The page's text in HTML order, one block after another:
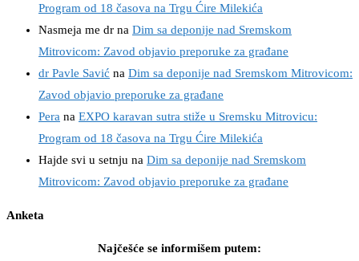
Program od 18 časova na Trgu Ćire Milekića
Nasmeja me dr na Dim sa deponije nad Sremskom
Mitrovicom: Zavod objavio preporuke za građane
dr Pavle Savić na Dim sa deponije nad Sremskom Mitrovicom:
Zavod objavio preporuke za građane
Pera na EXPO karavan sutra stiže u Sremsku Mitrovicu:
Program od 18 časova na Trgu Ćire Milekića
Hajde svi u setnju na Dim sa deponije nad Sremskom
Mitrovicom: Zavod objavio preporuke za građane
Anketa
Najčešće se informišem putem: